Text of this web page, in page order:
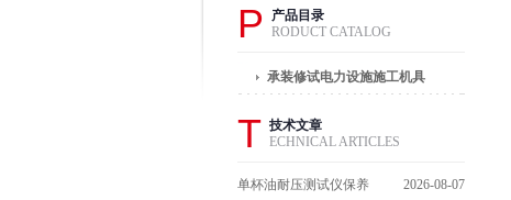
P
产品目录
RODUCT CATALOG
承装修试电力设施施工机具
T 技术文章
ECHNICAL ARTICLES
单杯油耐压测试仪保养
2026-08-07